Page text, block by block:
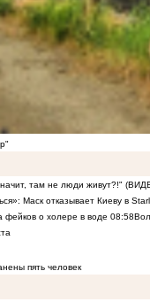
там не люди живут?!"
Маск отказывает Киеву в
фейков о холере в воде 08:58
пять человек